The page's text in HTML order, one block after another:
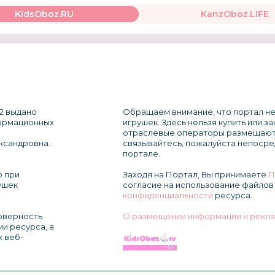
KidsOboz.RU KanzOboz.LIFE
выдано
при
ресурса, а
веб-
Обращаем внимание, что портал
игрушек. Здесь нельзя купить или
отраслевые операторы
связывайтесь, пожалуйста
портале.
Заходя на Портал, Вы принимаете
согласие на использование
конфиденциальности ресурса.
О размещении информации и